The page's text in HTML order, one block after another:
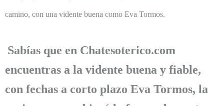
camino, con una vidente buena como Eva Tormos.
Sabías que en Chatesoterico.com
encuentras a la vidente buena y fiable,
con fechas a corto plazo Eva Tormos, la